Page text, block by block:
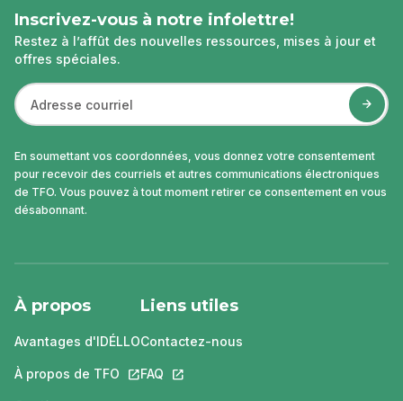
Inscrivez-vous à notre infolettre!
Restez à l’affût des nouvelles ressources, mises à jour et
offres spéciales.
En soumettant vos coordonnées, vous donnez votre consentement
pour recevoir des courriels et autres communications électroniques
de TFO. Vous pouvez à tout moment retirer ce consentement en vous
désabonnant.
À propos
Avantages d'IDÉLLO
À propos de TFO Ce lien s'ouvrira dans un nouvel onglet.
Liens utiles
Contactez-nous
FAQ Ce lien s'ouvrira dans un nouvel